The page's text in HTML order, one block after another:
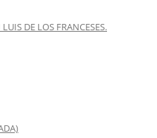
DE LOS FRANCESES.